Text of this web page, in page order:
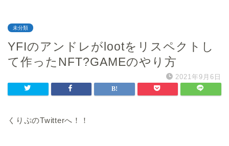
未分類
YFIのアンドレがlootをリスペクトし
て作ったNFT?GAMEのやり方
2021年9月6日
くりぷのTwitterへ！！